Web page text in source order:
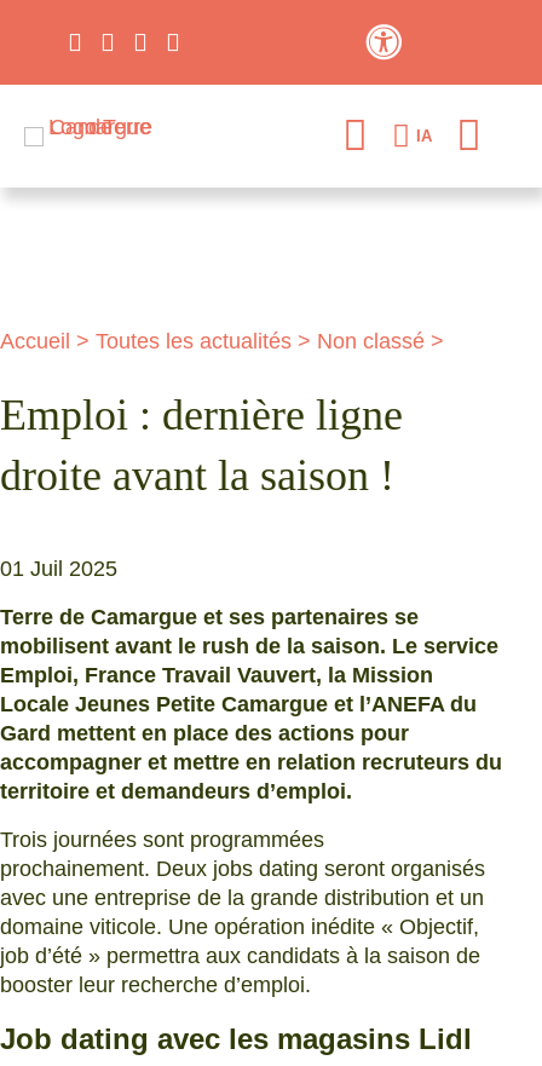
IA
Accueil > Toutes les actualités > Non classé >
Emploi : dernière ligne
droite avant la saison !
01 Juil 2025
Terre de Camargue et ses partenaires se
mobilisent avant le rush de la saison. Le service
Emploi, France Travail Vauvert, la Mission
Locale Jeunes Petite Camargue et l’ANEFA du
Gard mettent en place des actions pour
accompagner et mettre en relation recruteurs du
territoire et demandeurs d’emploi.
Trois journées sont programmées
prochainement. Deux jobs dating seront organisés
avec une entreprise de la grande distribution et un
domaine viticole. Une opération inédite « Objectif,
job d’été » permettra aux candidats à la saison de
booster leur recherche d’emploi.
Job dating avec les magasins Lidl